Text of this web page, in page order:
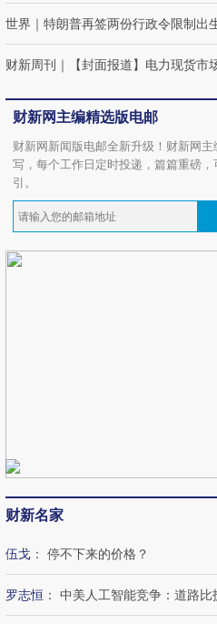
世界 ｜ 特朗普再签两份行政令限制出
财新周刊 ｜ 【封面报道】电力现货市
财新网主编精选版电邮
财新网新闻版电邮全新升级！财新网主
写，每个工作日定时投递，篇篇重磅，
引。
财新名家
伍戈 ： 停不下来的价格？
罗志恒 ： 中美人工智能竞争：道路比